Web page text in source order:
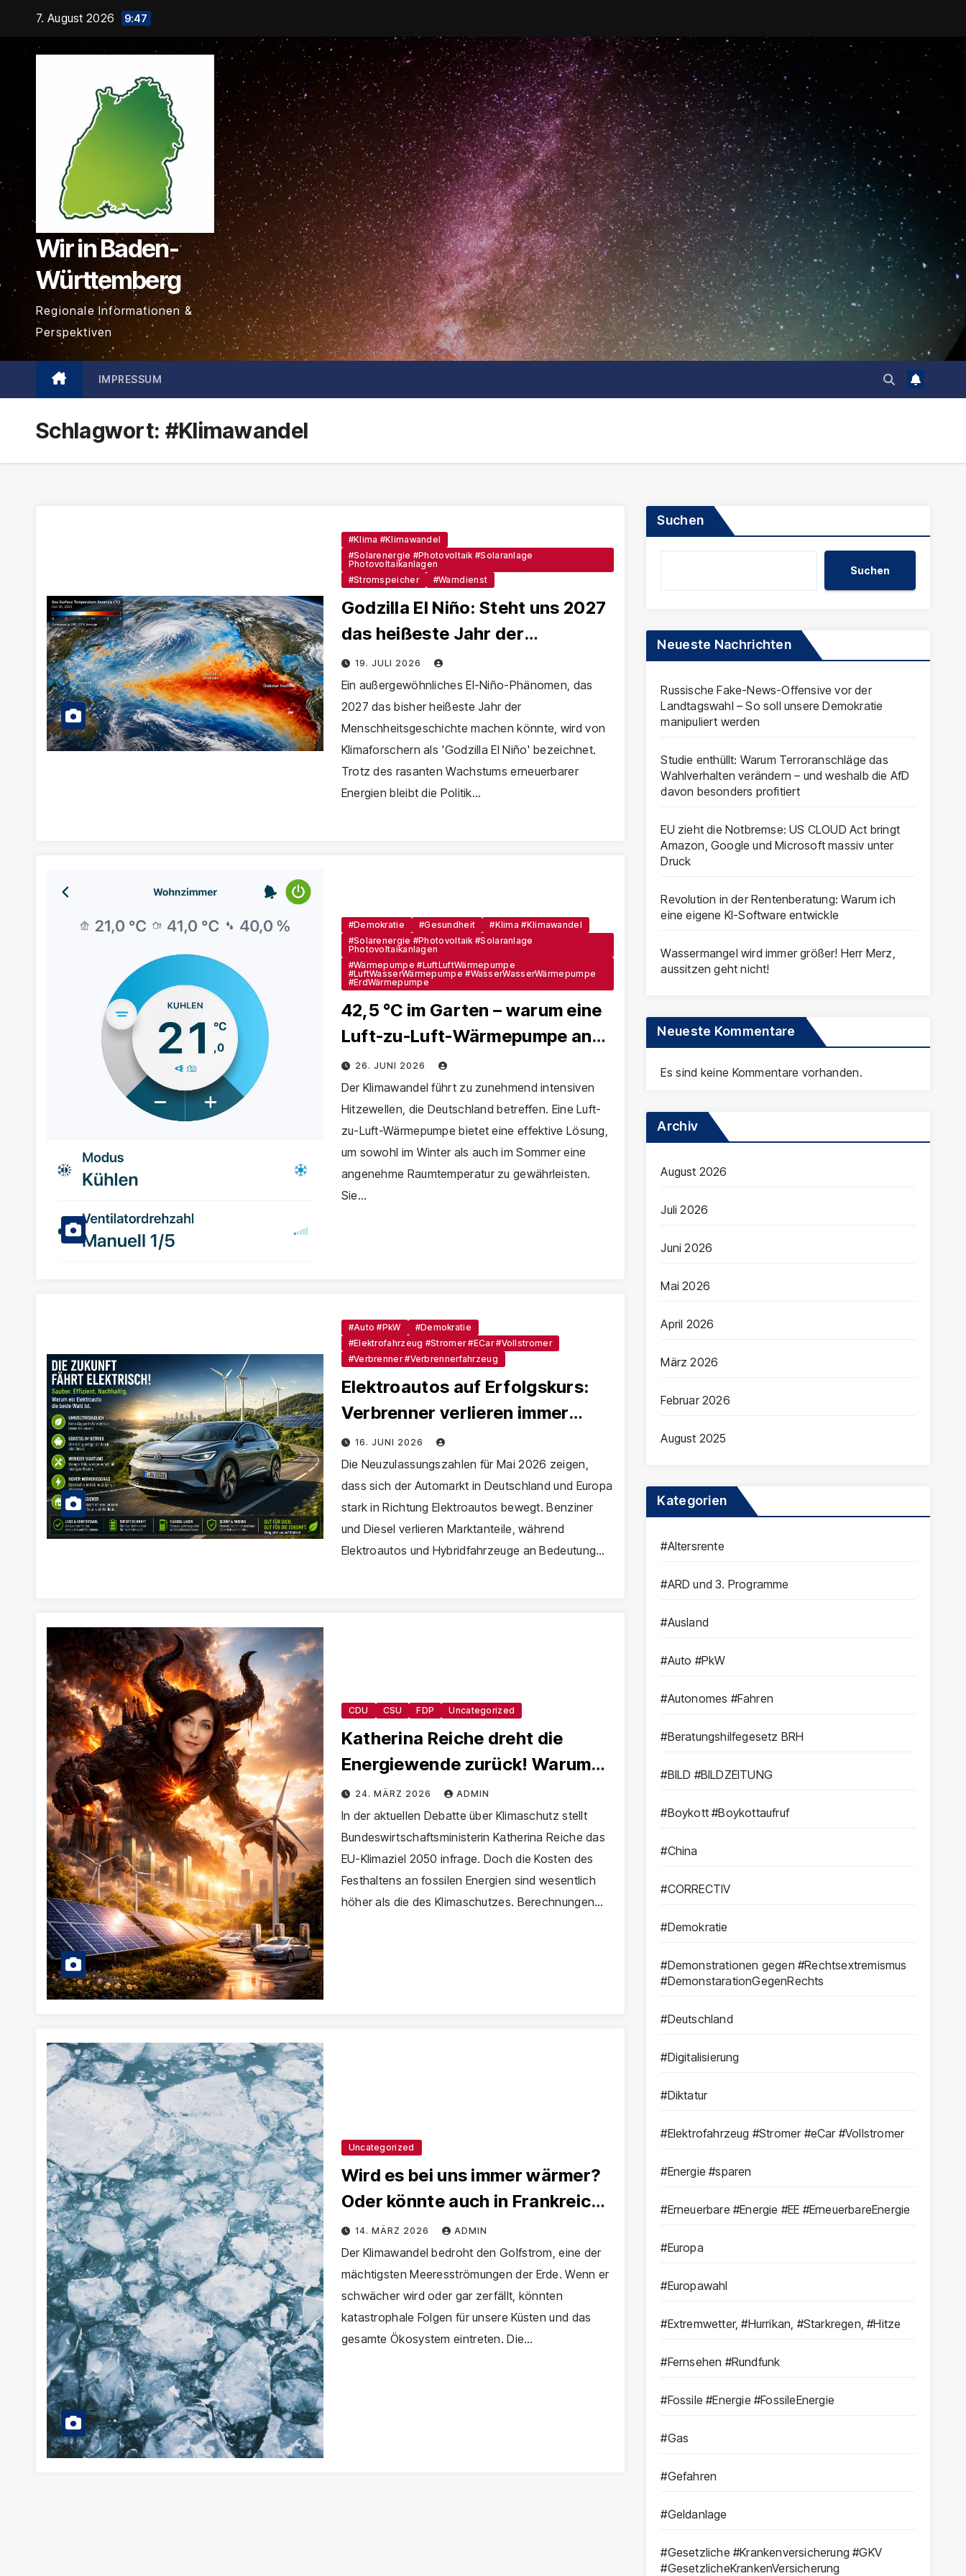
springen
7. August 2026 9:47
Wir in Baden-
Württemberg
Regionale Informationen &
Perspektiven
IMPRESSUM
Schlagwort: #Klimawandel
#Klima #Klimawandel
#Solarenergie #Photovoltaik #Solaranlage
Photovoltaikanlagen
#Stromspeicher
#Warndienst
Godzilla El Niño: Steht uns 2027
das heißeste Jahr der
Menschheitsgeschichte bevor?
19. JULI 2026
Ein außergewöhnliches El-Niño-Phänomen, das
2027 das bisher heißeste Jahr der
Menschheitsgeschichte machen könnte, wird von
Klimaforschern als 'Godzilla El Niño' bezeichnet.
Trotz des rasanten Wachstums erneuerbarer
Energien bleibt die Politik…
#Demokratie #Gesundheit
#Klima #Klimawandel
#Solarenergie #Photovoltaik #Solaranlage
Photovoltaikanlagen
#Wärmepumpe #LuftLuftWärmepumpe
#LuftWasserWärmepumpe #WasserWasserWärmepumpe
#ErdWärmepumpe
42,5 °C im Garten – warum eine
Luft-zu-Luft-Wärmepumpe an
Hitzetagen zum echten
Gamechanger wird
26. JUNI 2026
Der Klimawandel führt zu zunehmend intensiven
Hitzewellen, die Deutschland betreffen. Eine Luft-
zu-Luft-Wärmepumpe bietet eine effektive Lösung,
um sowohl im Winter als auch im Sommer eine
angenehme Raumtemperatur zu gewährleisten.
Sie…
#Auto #PkW
#Demokratie
#Elektrofahrzeug #Stromer #eCar #Vollstromer
#Verbrenner #Verbrennerfahrzeug
Elektroautos auf Erfolgskurs:
Verbrenner verlieren immer
stärker an Bedeutung
16. JUNI 2026
Die Neuzulassungszahlen für Mai 2026 zeigen,
dass sich der Automarkt in Deutschland und Europa
stark in Richtung Elektroautos bewegt. Benziner
und Diesel verlieren Marktanteile, während
Elektroautos und Hybridfahrzeuge an Bedeutung…
CDU CSU FDP Uncategorized
Katherina Reiche dreht die
Energiewende zurück! Warum
ihre Politik Deutschland teurer,
abhängiger und
klimaschädlicher macht
24. MÄRZ 2026 ADMIN
In der aktuellen Debatte über Klimaschutz stellt
Bundeswirtschaftsministerin Katherina Reiche das
EU-Klimaziel 2050 infrage. Doch die Kosten des
Festhaltens an fossilen Energien sind wesentlich
höher als die des Klimaschutzes. Berechnungen…
Uncategorized
Wird es bei uns immer wärmer?
Oder könnte auch in Frankreich,
Großbritannien, Niederlande
und Deutschland eine Kältezeit
drohen?
14. MÄRZ 2026 ADMIN
Der Klimawandel bedroht den Golfstrom, eine der
mächtigsten Meeresströmungen der Erde. Wenn er
schwächer wird oder gar zerfällt, könnten
katastrophale Folgen für unsere Küsten und das
gesamte Ökosystem eintreten. Die…
Suchen
Suchen
Neueste Nachrichten
Russische Fake-News-Offensive vor der
Landtagswahl – So soll unsere Demokratie
manipuliert werden
Studie enthüllt: Warum Terroranschläge das
Wahlverhalten verändern – und weshalb die AfD
davon besonders profitiert
EU zieht die Notbremse: US CLOUD Act bringt
Amazon, Google und Microsoft massiv unter
Druck
Revolution in der Rentenberatung: Warum ich
eine eigene KI-Software entwickle
Wassermangel wird immer größer! Herr Merz,
aussitzen geht nicht!
Neueste Kommentare
Es sind keine Kommentare vorhanden.
Archiv
August 2026
Juli 2026
Juni 2026
Mai 2026
April 2026
März 2026
Februar 2026
August 2025
Kategorien
#Altersrente
#ARD und 3. Programme
#Ausland
#Auto #PkW
#Autonomes #Fahren
#Beratungshilfegesetz BRH
#BILD #BILDZEITUNG
#Boykott #Boykottaufruf
#China
#CORRECTIV
#Demokratie
#Demonstrationen gegen #Rechtsextremismus
#DemonstarationGegenRechts
#Deutschland
#Digitalisierung
#Diktatur
#Elektrofahrzeug #Stromer #eCar #Vollstromer
#Energie #sparen
#Erneuerbare #Energie #EE #ErneuerbareEnergie
#Europa
#Europawahl
#Extremwetter, #Hurrikan, #Starkregen, #Hitze
#Fernsehen #Rundfunk
#Fossile #Energie #FossileEnergie
#Gas
#Gefahren
#Geldanlage
#Gesetzliche #Krankenversicherung #GKV
#GesetzlicheKrankenVersicherung